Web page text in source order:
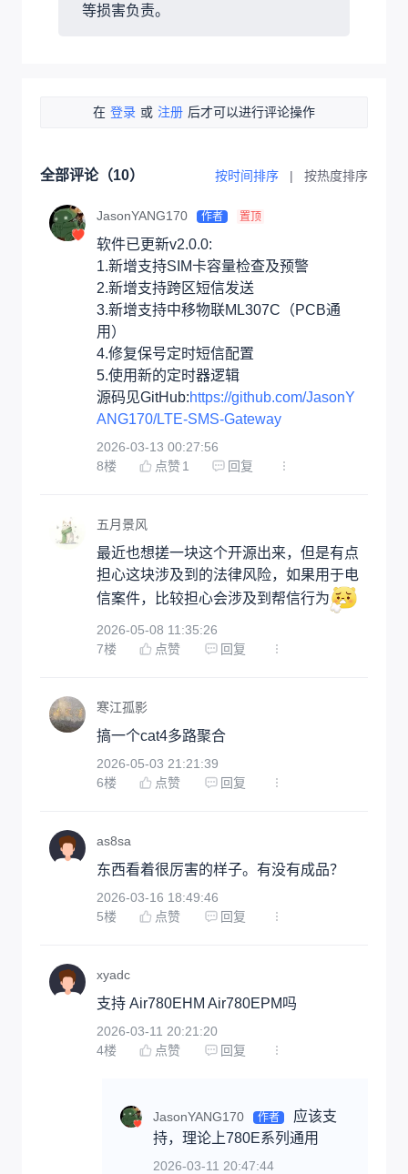
等损害负责。
在 登录 或 注册 后才可以进行评论操作
全部评论（10） 按时间排序 | 按热度排序
JasonYANG170 作者 置顶
软件已更新v2.0.0:
1.新增支持SIM卡容量检查及预警
2.新增支持跨区短信发送
3.新增支持中移物联ML307C（PCB通
用）
4.修复保号定时短信配置
5.使用新的定时器逻辑
源码见GitHub:https://github.com/JasonY
ANG170/LTE-SMS-Gateway
2026-03-13 00:27:56
8楼 点赞 1 回复
五月景风
最近也想搓一块这个开源出来，但是有点
担心这块涉及到的法律风险，如果用于电
信案件，比较担心会涉及到帮信行为
2026-05-08 11:35:26
7楼 点赞 回复
寒江孤影
搞一个cat4多路聚合
2026-05-03 21:21:39
6楼 点赞 回复
as8sa
东西看着很厉害的样子。有没有成品？
2026-03-16 18:49:46
5楼 点赞 回复
xyadc
支持 Air780EHM Air780EPM吗
2026-03-11 20:21:20
4楼 点赞 回复
JasonYANG170 作者
应该支
持，理论上780E系列通用
2026-03-11 20:47:44